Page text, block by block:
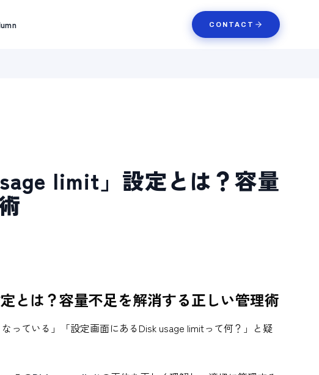
CONTACT
limit」設定とは？容量
とは？容量不足を解消する正しい管理術
っている」「設定画面にあるDisk usage limitって何？」と疑